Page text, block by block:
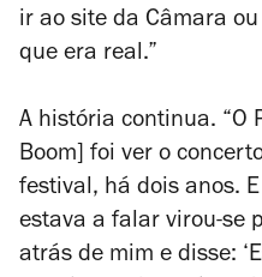
ir ao site da Câmara
que era real.”
A história continua. “O
Boom] foi ver o
festival, há dois anos.
estava a falar virou-se
atrás de mim e disse: